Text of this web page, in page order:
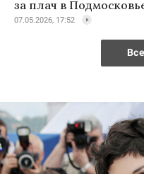
за плач в
07.05.2026, 17:52